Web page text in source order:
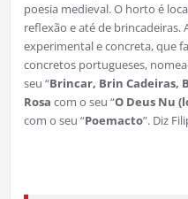
poesia medieval. O horto é
reflexão e até de brincadeiras.
experimental e concreta, que
concretos portugueses,
seu “Brincar, Brin Cadeiras,
Rosa com o seu “O Deus Nu
com o seu “Poemacto”. Diz